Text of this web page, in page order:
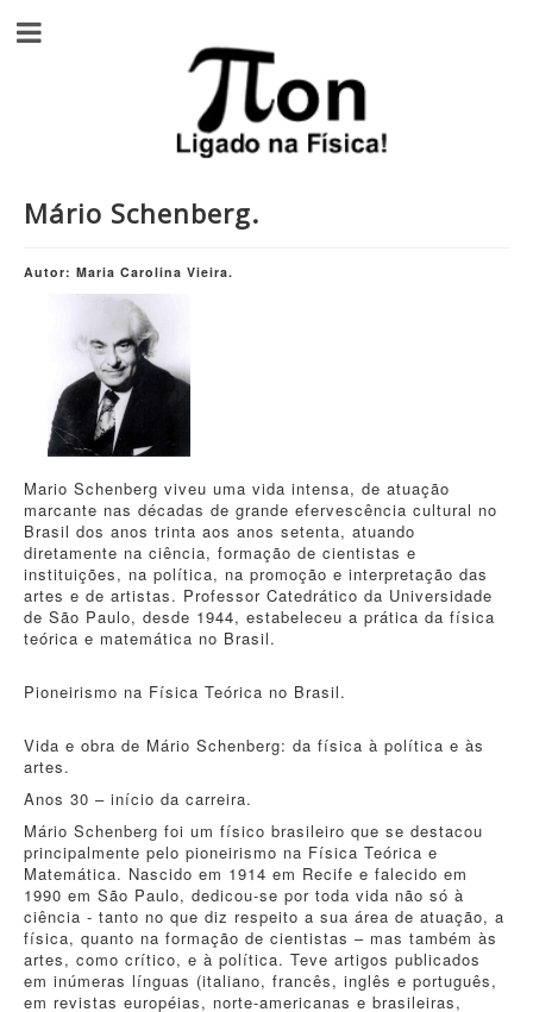
Mário Schenberg.
Autor: Maria Carolina Vieira.
Mario Schenberg viveu uma vida intensa, de atuação
marcante nas décadas de grande efervescência cultural no
Brasil dos anos trinta aos anos setenta, atuando
diretamente na ciência, formação de cientistas e
instituições, na política, na promoção e interpretação das
artes e de artistas. Professor Catedrático da Universidade
de São Paulo, desde 1944, estabeleceu a prática da física
teórica e matemática no Brasil.
Pioneirismo na Física Teórica no Brasil.
Vida e obra de Mário Schenberg: da física à política e às
artes.
Anos 30 – início da carreira.
Mário Schenberg foi um físico brasileiro que se destacou
principalmente pelo pioneirismo na Física Teórica e
Matemática. Nascido em 1914 em Recife e falecido em
1990 em São Paulo, dedicou-se por toda vida não só à
ciência - tanto no que diz respeito a sua área de atuação, a
física, quanto na formação de cientistas – mas também às
artes, como crítico, e à política. Teve artigos publicados
em inúmeras línguas (italiano, francês, inglês e português,
em revistas européias, norte-americanas e brasileiras,